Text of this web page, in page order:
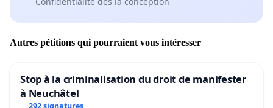
Autres pétitions qui pourraient vous intéresser
Stop à la criminalisation du droit de manifester
à Neuchâtel
292 signatures